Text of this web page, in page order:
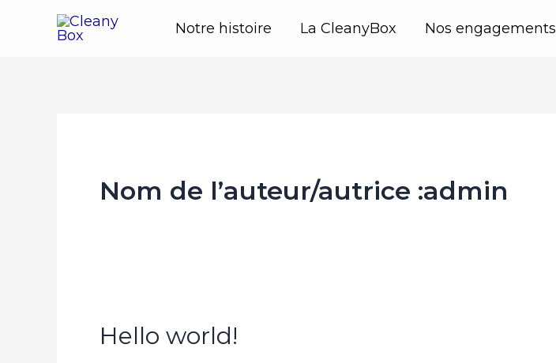
Notre histoire La CleanyBox Nos engagements
Nom de l’auteur/autrice :admin
Hello world!
Hello